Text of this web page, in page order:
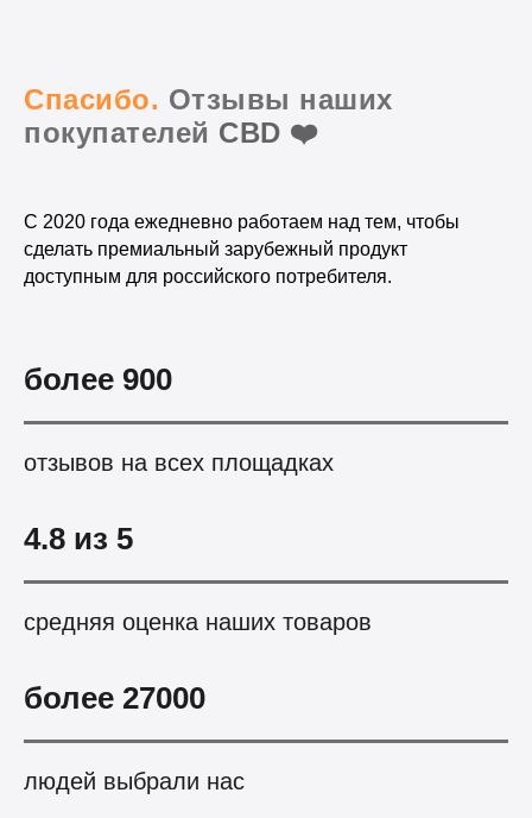
Спасибо. Отзывы наших
покупателей CBD ❤️
С 2020 года ежедневно работаем над тем, чтобы
сделать премиальный зарубежный продукт
доступным для российского потребителя.
более 900
отзывов на всех площадках
4.8 из 5
средняя оценка наших товаров
более 27000
людей выбрали нас